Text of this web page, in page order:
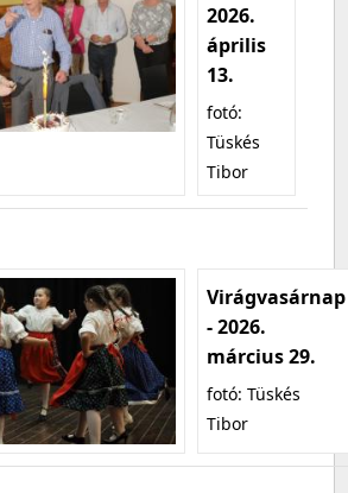
2026.
április
13.
fotó:
Tüskés
Tibor
Virágvasárnap
- 2026.
március 29.
fotó: Tüskés
Tibor